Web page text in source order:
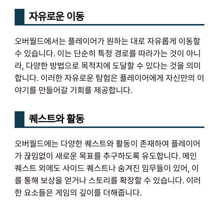
자유로운 이동
오버월드에서는 플레이어가 원하는 대로 자유롭게 이동할
수 있습니다. 이는 단순히 특정 경로를 따라가는 것이 아니
라, 다양한 방법으로 목적지에 도달할 수 있다는 것을 의미
합니다. 이러한 자유로운 탐험은 플레이어에게 자신만의 이
야기를 만들어갈 기회를 제공합니다.
퀘스트와 활동
오버월드에는 다양한 퀘스트와 활동이 존재하여 플레이어
가 끊임없이 새로운 목표를 추구하도록 유도합니다. 메인
퀘스트 외에도 사이드 퀘스트나 숨겨진 임무들이 있어, 이
를 통해 보상을 얻거나 스토리를 확장할 수 있습니다. 이러
한 요소들은 게임의 깊이를 더해줍니다.